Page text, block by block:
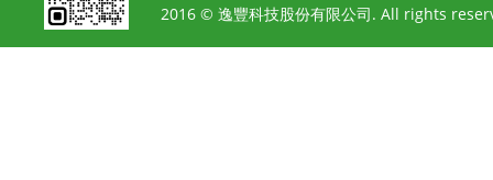
2016 © 逸豐科技股份有限公司. All rights